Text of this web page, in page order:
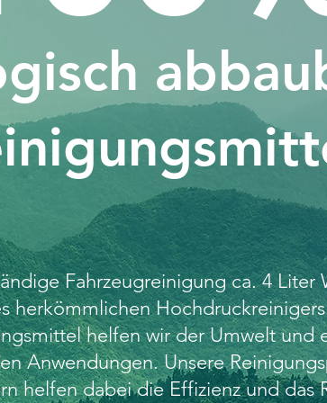
Fahrzeugreinigung ca. 4 Liter
herkömmlichen
helfen wir der Umwelt und
Anwendungen. Unsere
helfen dabei die Effizienz und das